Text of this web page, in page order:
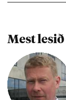
Mest lesið